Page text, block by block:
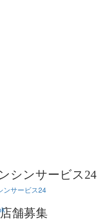
シンサービス24
サービス24
舗募集